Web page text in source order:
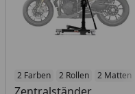
2 Farben 2 Rollen 2 Matten
Produkt am Lager